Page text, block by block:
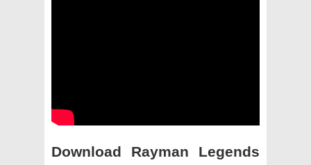
Download Rayman Legends